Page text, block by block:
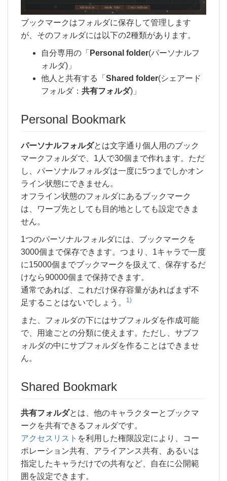
ブックマークはフォルダに保存して管理します
が、そのフォルダには以下の2種類があります。
自分専用の「 Personal folder(パーソナルフ
ォルダ)」
他人と共有する「 Shared folder(シェアード
フォルダ： 共有フォルダ)」
Personal Bookmark
パーソナルフォルダとは文字通り個人用のブック
マークフォルダで、1人で30個まで作れます。ただ
し、パーソナルフォルダは一度に5つまでしかオン
ライン状態にできません。
オフライン状態のフォルダにあるブックマーク
は、ワープ先としても目的地としても設定できま
せん。
1つのパーソナルフォルダには、ブックマークを
3000個まで保存できます。つまり、1キャラで一度
に15000個までブックマークを扱えて、保存するだ
けなら90000個まで保持できます。
通常であれば、これだけ保存容量があればまず不
足することはないでしょう。
1)
また、フォルダの下にはサブフォルダを作成可能
で、用途ごとの分類に使えます。ただし、サブフ
ォルダの中にサブフォルダを作ることはできませ
ん。
Shared Bookmark
共有フォルダとは、他のキャラクターとブックマ
ークを共有できるフォルダです。
アクセスリスト を利用した権限設定により、コー
ポレーション共有、アライアンス共有、あるいは
指定したキャラだけでの共有など、自在に公開範
囲を設定できます。